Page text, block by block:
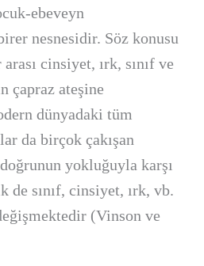
ebeveyn
nesnesidir. Söz konusu
cinsiyet, ırk, sınıf ve
çapraz ateşine
dünyadaki tüm
da birçok çakışan
yokluğuyla karşı
de sınıf, cinsiyet, ırk, vb.
(Vinson ve